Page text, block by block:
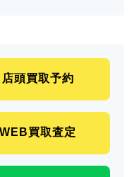
店頭買取予約
WEB買取査定